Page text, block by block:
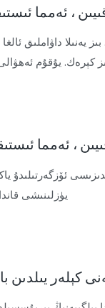
كېرەك. يۇقۇم
ئۆزگەرتىلىدۇ
يۈزلىنىشى
كېلەر يىلدىن